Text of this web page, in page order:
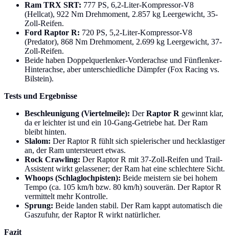
Ram TRX SRT: 777 PS, 6,2-Liter-Kompressor-V8
(Hellcat), 922 Nm Drehmoment, 2.857 kg Leergewicht, 35-
Zoll-Reifen.
Ford Raptor R: 720 PS, 5,2-Liter-Kompressor-V8
(Predator), 868 Nm Drehmoment, 2.699 kg Leergewicht, 37-
Zoll-Reifen.
Beide haben Doppelquerlenker-Vorderachse und Fünflenker-
Hinterachse, aber unterschiedliche Dämpfer (Fox Racing vs.
Bilstein).
Tests und Ergebnisse
Beschleunigung (Viertelmeile): DerRaptor R gewinnt klar,
da er leichter ist und ein 10-Gang-Getriebe hat. Der Ram
bleibt hinten.
Slalom: Der Raptor R fühlt sich spielerischer und hecklastiger
an, der Ram untersteuert etwas.
Rock Crawling: Der Raptor R mit 37-Zoll-Reifen und Trail-
Assistent wirkt gelassener; der Ram hat eine schlechtere Sicht.
Whoops (Schlaglochpisten): Beide meistern sie bei hohem
Tempo (ca. 105 km/h bzw. 80 km/h) souverän. Der Raptor R
vermittelt mehr Kontrolle.
Sprung: Beide landen stabil. Der Ram kappt automatisch die
Gaszufuhr, der Raptor R wirkt natürlicher.
Fazit